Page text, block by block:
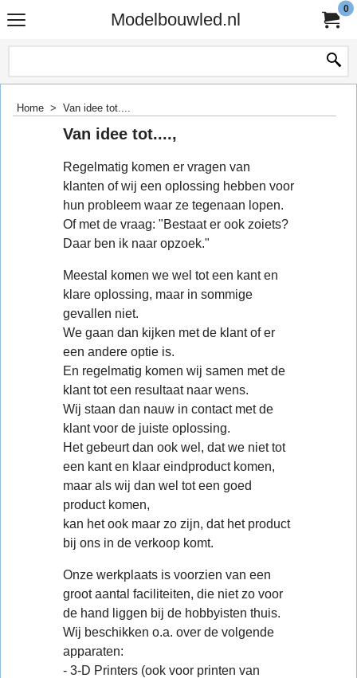
Modelbouwled.nl
0
Home > Van idee tot....
Van idee tot....,
Regelmatig komen er vragen van
klanten of wij een oplossing hebben voor
hun probleem waar ze tegenaan lopen.
Of met de vraag: "Bestaat er ook zoiets?
Daar ben ik naar opzoek."
Meestal komen we wel tot een kant en
klare oplossing, maar in sommige
gevallen niet.
We gaan dan kijken met de klant of er
een andere optie is.
En regelmatig komen wij samen met de
klant tot een resultaat naar wens.
Wij staan dan nauw in contact met de
klant voor de juiste oplossing.
Het gebeurt dan ook wel, dat we niet tot
een kant en klaar eindproduct komen,
maar als wij dan wel tot een goed
product komen,
kan het ook maar zo zijn, dat het product
bij ons in de verkoop komt.
Onze werkplaats is voorzien van een
groot aantal faciliteiten, die niet zo voor
de hand liggen bij de hobbyisten thuis.
Wij beschikken o.a. over de volgende
apparaten:
- 3-D Printers (ook voor printen van